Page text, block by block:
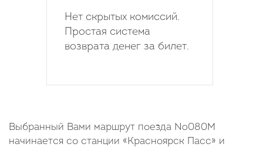
Нет скрытых комиссий.
Простая система
возврата денег за билет.
Выбранный Вами маршрут поезда №080М
начинается со станции «Красноярск Пасс» и